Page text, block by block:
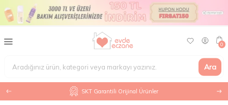
Ara
0
SKT Garantili Orijinal Ürünler